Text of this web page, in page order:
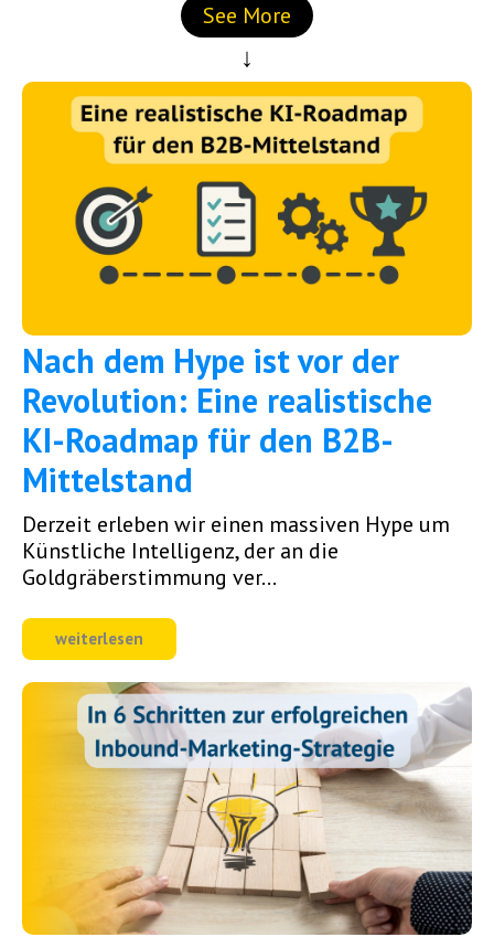
See More
Nach dem Hype ist vor der
Revolution: Eine realistische
KI-Roadmap für den B2B-
Mittelstand
Derzeit erleben wir einen massiven Hype um
Künstliche Intelligenz, der an die
Goldgräberstimmung ver...
weiterlesen